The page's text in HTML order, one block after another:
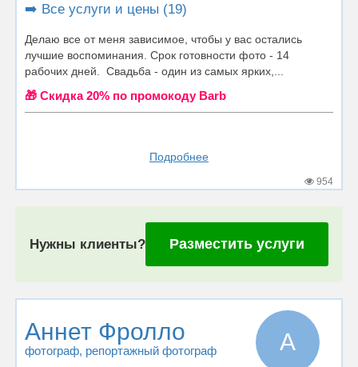
➡️ Все услуги и цены (19)
Делаю все от меня зависимое, чтобы у вас остались
лучшие воспоминания. Срок готовности фото - 14
рабочих дней. Свадьба - один из самых ярких,...
🎁 Cкидка 20% по промокоду Barb
Подробнее
954
Нужны клиенты? Разместить услуги
Аннет Фролло
фотограф, репортажный фотограф А